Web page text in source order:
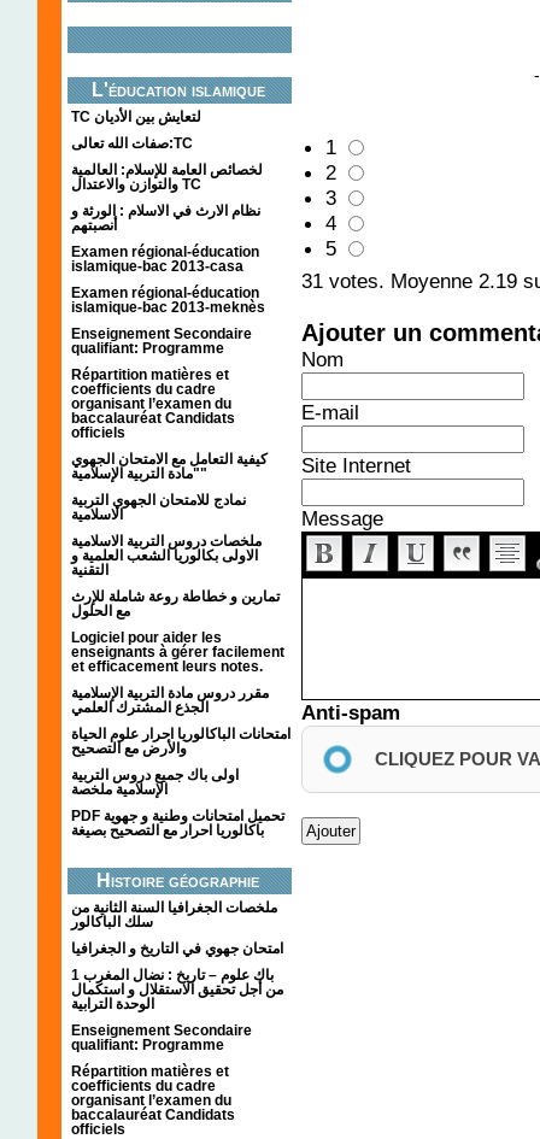
L'éducation islamique
TC لتعايش بين الأديان
صفات الله تعالى:TC
لخصائص العامة للإسلام: العالمية
والتوازن والاعتدال TC
نظام الارث في الاسلام : الورثة و
أنصبتهم
Examen régional-éducation
islamique-bac 2013-casa
Examen régional-éducation
islamique-bac 2013-meknès
Enseignement Secondaire
qualifiant: Programme
Répartition matières et
coefficients du cadre
organisant l’examen du
baccalauréat Candidats
officiels
كيفية التعامل مع الامتحان الجهوي
"مادة التربية الإسلامية"
نمادج للامتحان الجهوي التربية
الاسلامية
ملخصات دروس التربية الاسلامية
الاولى بكالوريا الشعب العلمية و
التقنية
تمارين و خطاطة روعة شاملة للإرث
مع الحلول
Logiciel pour aider les
enseignants à gérer facilement
et efficacement leurs notes.
مقرر دروس مادة التربية الإسلامية
الجذع المشترك العلمي
امتحانات الباكالوريا احرار علوم الحياة
والأرض مع التصحيح
اولى باك جميع دروس التربية
الإسلامية ملخصة
PDF تحميل امتحانات وطنية و جهوية
باكالوريا احرار مع التصحيح بصيغة
Histoire géographie
ملخصات الجغرافيا السنة الثانية من
سلك الباكالور
امتحان جهوي في التاريخ و الجغرافيا
1 باك علوم – تاريخ : نضال المغرب
من أجل تحقيق الاستقلال و استكمال
الوحدة الترابية
Enseignement Secondaire
qualifiant: Programme
Répartition matières et
coefficients du cadre
organisant l’examen du
baccalauréat Candidats
officiels
1
2
3
4
5
31 votes. Moyenne 2.19
Ajouter un
Nom
E-mail
Site Internet
Message
Anti-spam
CLIQUEZ POUR